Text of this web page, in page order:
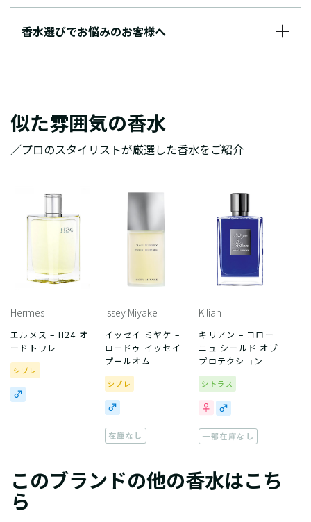
香水選びでお悩みのお客様へ
似た雰囲気の香水
／プロのスタイリストが厳選した香水をご紹介
Hermes
エルメス – H24 オ
ードトワレ
シプレ
Issey Miyake
イッセイ ミヤケ –
ロードゥ イッセイ
プールオム
シプレ
在庫なし
Kilian
キリアン – コロー
ニュ シールド オブ
プロテクション
シトラス
一部在庫なし
このブランドの他の香水はこち
ら